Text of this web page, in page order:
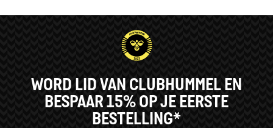
WORD LID VAN CLUBHUMMEL EN
BESPAAR 15% OP JE EERSTE
BESTELLING*